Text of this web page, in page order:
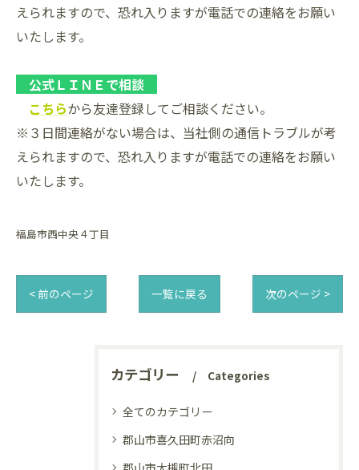
えられますので、恐れ入りますが電話での連絡をお願い
いたします。
公式ＬＩＮＥで相談
こちらから友達登録してご相談ください。
※３日間連絡がない場合は、当社側の通信トラブルが考
えられますので、恐れ入りますが電話での連絡をお願い
いたします。
福島市西中央４丁目
< 前のページ 一覧に戻る 次のページ >
カテゴリー Categories
全てのカテゴリー
郡山市喜久田町赤沼向